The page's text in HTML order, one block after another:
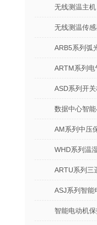
无线测温主机
无线测温传感
ARB5系列弧
ARTM系列电
ASD系列开
数据中心智
AM系列中压
WHD系列温
ARTU系列三
ASJ系列智能
智能电动机